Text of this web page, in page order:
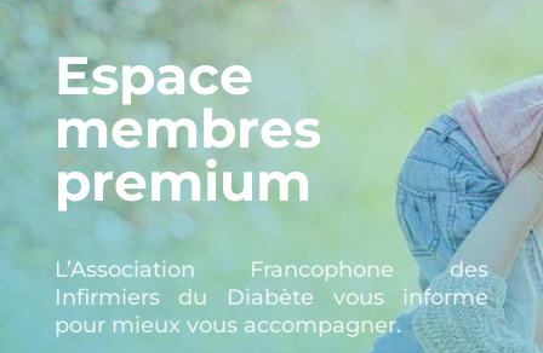
Espace
membres
premium
L’Association Francophone des
Infirmiers du Diabète vous informe
pour mieux vous accompagner.